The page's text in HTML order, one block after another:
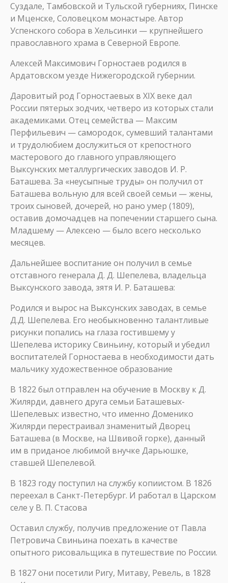
Суздале, Тамбовской и Тульской губерниях, Пинске
и Мценске, Соловецком монастыре. Автор
Успенского собора в Хельсинки — крупнейшего
православного храма в Северной Европе.
Алексей Максимович Горностаев родился в
Ардатовском уезде Нижегородской губернии.
Даровитый род Горностаевых в XIX веке дал
России пятерых зодчих, четверо из которых стали
академиками. Отец семейства — Максим
Перфильевич — самородок, сумевший талантами
и трудолюбием дослужиться от крепостного
мастерового до главного управляющего
Выксунских металлургических заводов И. Р.
Баташева. За «неусыпные труды» он получил от
Баташева вольную для всей своей семьи — жены,
троих сыновей, дочерей, но рано умер (1809),
оставив домочадцев на попечении старшего сына.
Младшему — Алексею — было всего несколько
месяцев.
Дальнейшее воспитание он получил в семье
отставного генерала Д. Д. Шепелева, владельца
Выксунского завода, зятя И. Р. Баташева:
Родился и вырос на Выксунских заводах, в семье
Д.Д. Шепелева. Его необыкновенно талантливые
рисунки попались на глаза гостившему у
Шепелева историку Свиньину, который и убедил
воспитателей Горностаева в необходимости дать
мальчику художественное образование
В 1822 был отправлен на обучение в Москву к Д.
Жилярди, давнего друга семьи Баташевых-
Шепелевых: известно, что именно Доменико
Жилярди перестраивал знаменитый Дворец
Баташева (в Москве, на Швивой горке), данный
им в приданое любимой внучке Дарьюшке,
ставшей Шепелевой.
В 1823 году поступил на службу копиистом. В 1826
переехал в Санкт-Петербург. И работал в Царском
селе у В. П. Стасова
Оставил службу, получив предложение от Павла
Петровича Свиньина поехать в качестве
опытного рисовальщика в путешествие по России.
В 1827 они посетили Ригу, Митаву, Ревель, в 1828